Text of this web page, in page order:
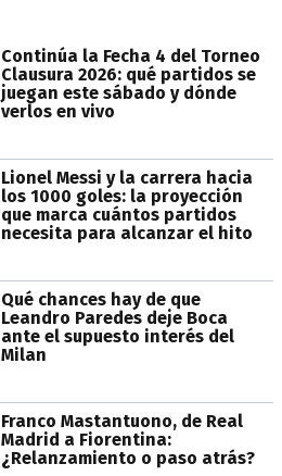
Continúa la Fecha 4 del Torneo
Clausura 2026: qué partidos se
juegan este sábado y dónde
verlos en vivo
Lionel Messi y la carrera hacia
los 1000 goles: la proyección
que marca cuántos partidos
necesita para alcanzar el hito
Qué chances hay de que
Leandro Paredes deje Boca
ante el supuesto interés del
Milan
Franco Mastantuono, de Real
Madrid a Fiorentina:
¿Relanzamiento o paso atrás?